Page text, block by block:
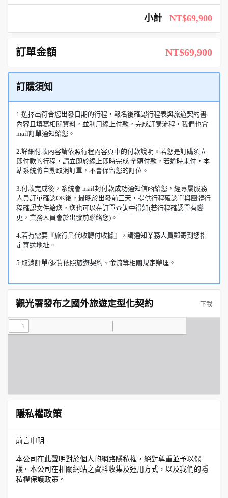
小計 NT$69,900
訂單金額 NT$69,900
訂購須知
1.選擇出符合您出發日期的行程，報名後確認行程表與旅遊契約書
內容且填寫相關資料，並利用線上付款，完成訂購流程，我們也會
mail訂單通知給您。
2.詳細付款內容請依照行程內容頁中的付款說明。若您是訂購須立
即付款的行程，請立即於線上即時完成 全額付款，若逾時未付，本
站系統將自動取消訂單，不會保留您的訂位。
3.付款完成後，系統會 mail封付款成功通知信函給您，經專屬服務
人員訂單確認OK後，最晚於出發前三天，提供行程確認單與團體行
程確認文件給您，您也可以在訂單查詢中得知(若行程確認單有變
更，業務人員會於出發前聯絡您)。
4.若有需要『旅行業代收轉付收據』，請通知業務人員郵寄到您指
定寄送地址。
5.取消訂單/退貨依照旅遊契約、金流等相關規定辦理。
觀光署發布之國外旅遊定型化契約 下載
隱私權政策
前言申明:
本公司在此聲明對於個人的網路隱私權，絕對尊重並予以保
護。本公司在相關網站之資料收集及運用方式，以及我們的隱
私權保護政策。